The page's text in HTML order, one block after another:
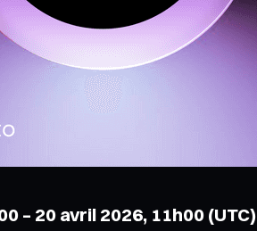
– 20 avril 2026, 11h00 (UTC)